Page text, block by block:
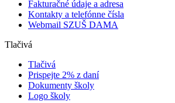
Fakturačné údaje a adresa
Kontakty a telefónne čísla
Webmail SZUŠ DAMA
Tlačivá
Tlačivá
Prispejte 2% z daní
Dokumenty školy
Logo školy